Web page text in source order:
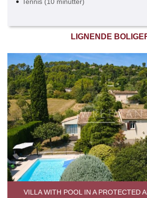
LIGNENDE
VILLA WITH POOL IN A PROTECTED